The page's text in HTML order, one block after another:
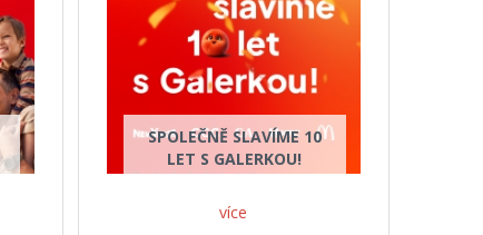
SPOLEČNĚ SLAVÍME 10
LET S GALERKOU!
více